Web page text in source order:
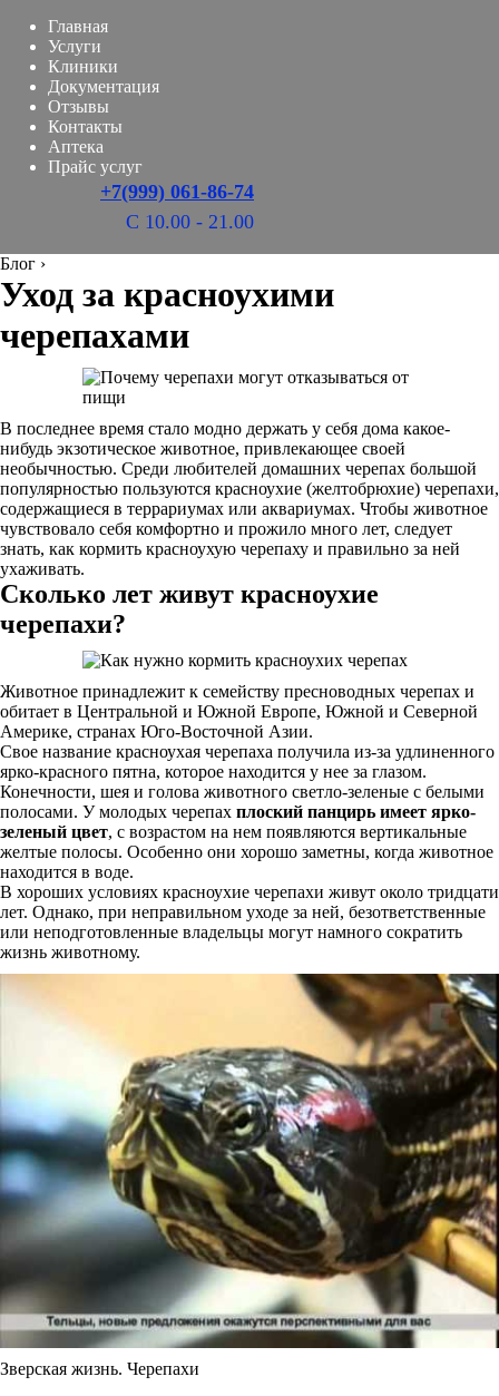
Главная
Услуги
Клиники
Документация
Отзывы
Контакты
Аптека
Прайс услуг
+7(999) 061-86-74
С 10.00 - 21.00
Блог ›
Уход за красноухими
черепахами
В последнее время стало модно держать у себя дома какое-
нибудь экзотическое животное, привлекающее своей
необычностью. Среди любителей домашних черепах большой
популярностью пользуются красноухие (желтобрюхие) черепахи,
содержащиеся в террариумах или аквариумах. Чтобы животное
чувствовало себя комфортно и прожило много лет, следует
знать, как кормить красноухую черепаху и правильно за ней
ухаживать.
Сколько лет живут красноухие
черепахи?
Животное принадлежит к семейству пресноводных черепах и
обитает в Центральной и Южной Европе, Южной и Северной
Америке, странах Юго-Восточной Азии.
Свое название красноухая черепаха получила из-за удлиненного
ярко-красного пятна, которое находится у нее за глазом.
Конечности, шея и голова животного светло-зеленые с белыми
полосами. У молодых черепах плоский панцирь имеет ярко-
зеленый цвет, с возрастом на нем появляются вертикальные
желтые полосы. Особенно они хорошо заметны, когда животное
находится в воде.
В хороших условиях красноухие черепахи живут около тридцати
лет. Однако, при неправильном уходе за ней, безответственные
или неподготовленные владельцы могут намного сократить
жизнь животному.
Зверская жизнь. Черепахи